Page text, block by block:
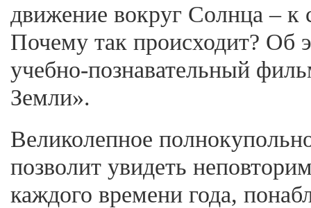
движение вокруг Солнца – к
Почему так происходит? Об
учебно-познавательный
Земли».
Великолепное
позволит увидеть
каждого времени года,